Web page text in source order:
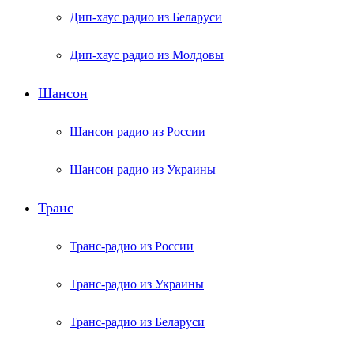
Дип-хаус радио из Беларуси
Дип-хаус радио из Молдовы
Шансон
Шансон радио из России
Шансон радио из Украины
Транс
Транс-радио из России
Транс-радио из Украины
Транс-радио из Беларуси